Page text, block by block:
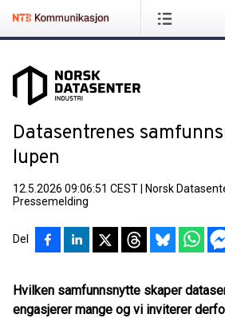
Datasentrenes
lupen
12.5.2026 09:06:51 CEST Norsk
Pressemelding
Del
Hvilken samfunnsnytte skaper
engasjerer mange og vi inviterer